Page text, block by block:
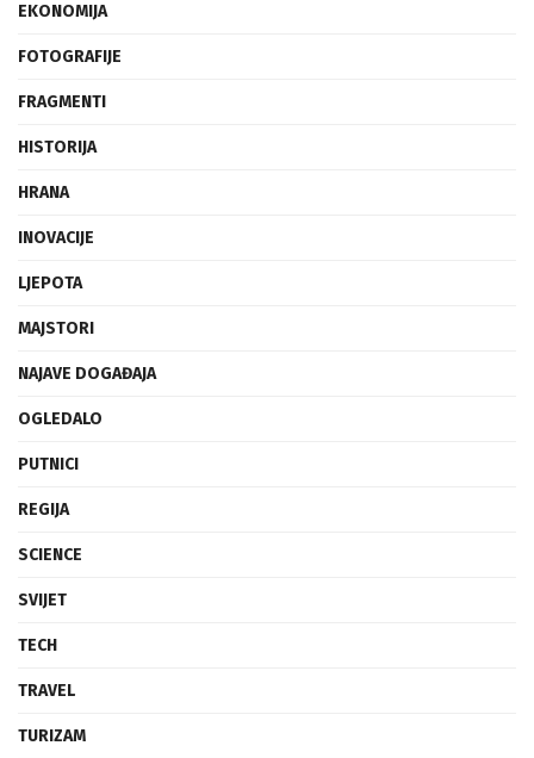
EKONOMIJA
FOTOGRAFIJE
FRAGMENTI
HISTORIJA
HRANA
INOVACIJE
LJEPOTA
MAJSTORI
NAJAVE DOGAĐAJA
OGLEDALO
PUTNICI
REGIJA
SCIENCE
SVIJET
TECH
TRAVEL
TURIZAM